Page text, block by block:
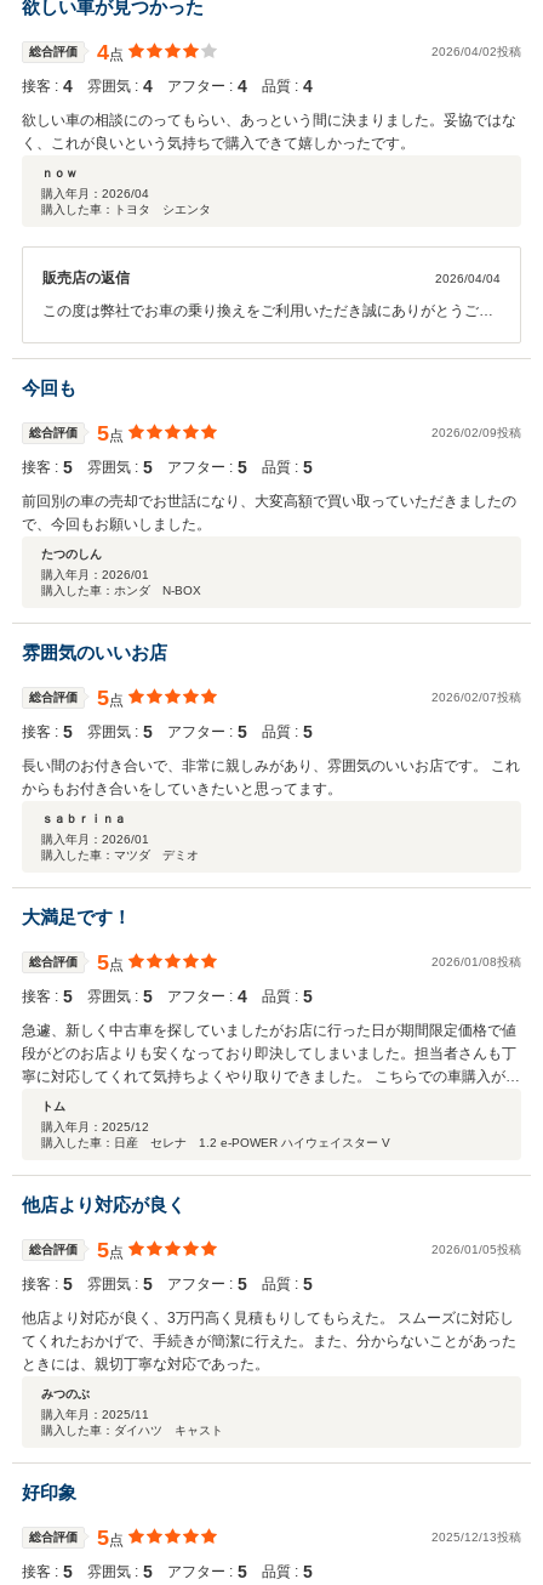
欲しい車が見つかった
総合評価 4点 2026/04/02投稿
接客 : 4 雰囲気 : 4 アフター : 4 品質 : 4
欲しい車の相談にのってもらい、あっという間に決まりました。妥協ではな
く、これが良いという気持ちで購入できて嬉しかったです。
ｎｏｗ
購入年月： 2026/04
購入した車：トヨタ シエンタ
販売店の返信 2026/04/04
この度は弊社でお車の乗り換えをご利用いただき誠にありがとうござ
お礼申し上げます。 ご納車についてはこれからかと思いますが、引き
続きご期待に添えますよう尽力させていただきます。 引き続き今後と
もよろしくお願いいたします。
今回も
総合評価 5点 2026/02/09投稿
接客 : 5 雰囲気 : 5 アフター : 5 品質 : 5
前回別の車の売却でお世話になり、大変高額で買い取っていただきましたの
で、今回もお願いしました。
たつのしん
購入年月： 2026/01
購入した車：ホンダ N-BOX
雰囲気のいいお店
総合評価 5点 2026/02/07投稿
接客 : 5 雰囲気 : 5 アフター : 5 品質 : 5
長い間のお付き合いで、非常に親しみがあり、雰囲気のいいお店です。 これ
からもお付き合いをしていきたいと思ってます。
ｓａｂｒｉｎａ
購入年月： 2026/01
購入した車：マツダ デミオ
大満足です！
総合評価 5点 2026/01/08投稿
接客 : 5 雰囲気 : 5 アフター : 4 品質 : 5
急遽、新しく中古車を探していましたがお店に行った日が期間限定価格で値
段がどのお店よりも安くなっており即決してしまいました。担当者さんも丁
寧に対応してくれて気持ちよくやり取りできました。 こちらでの車購入が3
台目になりますが毎回値段には満足しています。 今回の車も大切に乗り続け
たいと思います。
トム
購入年月： 2025/12
購入した車：日産 セレナ 1.2 e-POWER ハイウェイスター V
他店より対応が良く
総合評価 5点 2026/01/05投稿
接客 : 5 雰囲気 : 5 アフター : 5 品質 : 5
他店より対応が良く、3万円高く見積もりしてもらえた。 スムーズに対応し
てくれたおかげで、手続きが簡潔に行えた。また、分からないことがあった
ときには、親切丁寧な対応であった。
みつのぶ
購入年月： 2025/11
購入した車：ダイハツ キャスト
好印象
総合評価 5点 2025/12/13投稿
接客 : 5 雰囲気 : 5 アフター : 5 品質 : 5